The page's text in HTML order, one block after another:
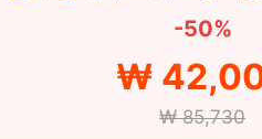
-50%
₩
₩ 85,730